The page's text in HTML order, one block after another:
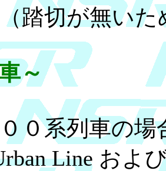
踏切が無いた
～
０系列車の
Line およ